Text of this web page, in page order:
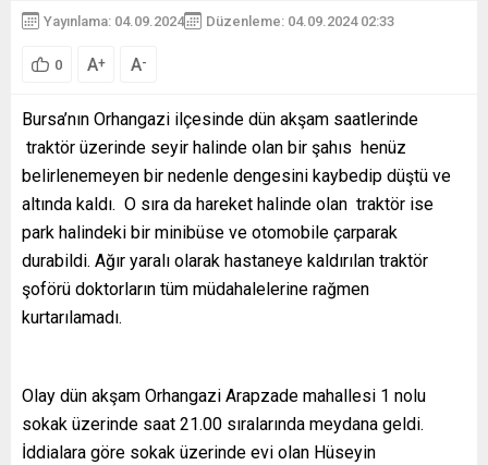
Yayınlama: 04.09.2024 Düzenleme: 04.09.2024 02:33
0 A+ A-
Bursa’nın Orhangazi ilçesinde dün akşam saatlerinde
traktör üzerinde seyir halinde olan bir şahıs henüz
belirlenemeyen bir nedenle dengesini kaybedip düştü ve
altında kaldı. O sıra da hareket halinde olan traktör ise
park halindeki bir minibüse ve otomobile çarparak
durabildi. Ağır yaralı olarak hastaneye kaldırılan traktör
şoförü doktorların tüm müdahalelerine rağmen
kurtarılamadı.
Olay dün akşam Orhangazi Arapzade mahallesi 1 nolu
sokak üzerinde saat 21.00 sıralarında meydana geldi.
İddialara göre sokak üzerinde evi olan Hüseyin